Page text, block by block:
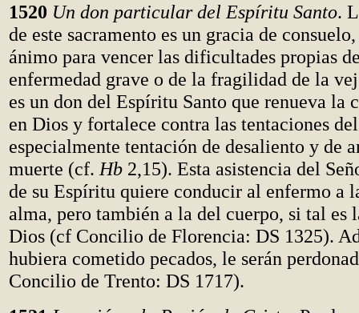
1520 Un don particular del Espíritu Santo.
de este sacramento es un gracia de
ánimo para vencer las dificultades propias
enfermedad grave o de la fragilidad de la
es un don del Espíritu Santo que renueva la
en Dios y fortalece contra las tentaciones
especialmente tentación de desaliento y de
muerte (cf. Hb 2,15). Esta asistencia del
de su Espíritu quiere conducir al enfermo a
alma, pero también a la del cuerpo, si tal es
Dios (cf Concilio de Florencia: DS 1325).
hubiera cometido pecados, le serán
Concilio de Trento: DS 1717).